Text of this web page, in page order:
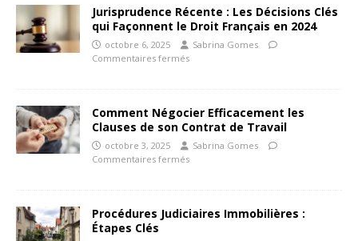
Jurisprudence Récente : Les Décisions Clés
qui Façonnent le Droit Français en 2024
octobre 6, 2025
Sabrina Gomes
Commentaires fermés
Comment Négocier Efficacement les
Clauses de son Contrat de Travail
octobre 3, 2025
Sabrina Gomes
Commentaires fermés
Procédures Judiciaires Immobilières :
Étapes Clés